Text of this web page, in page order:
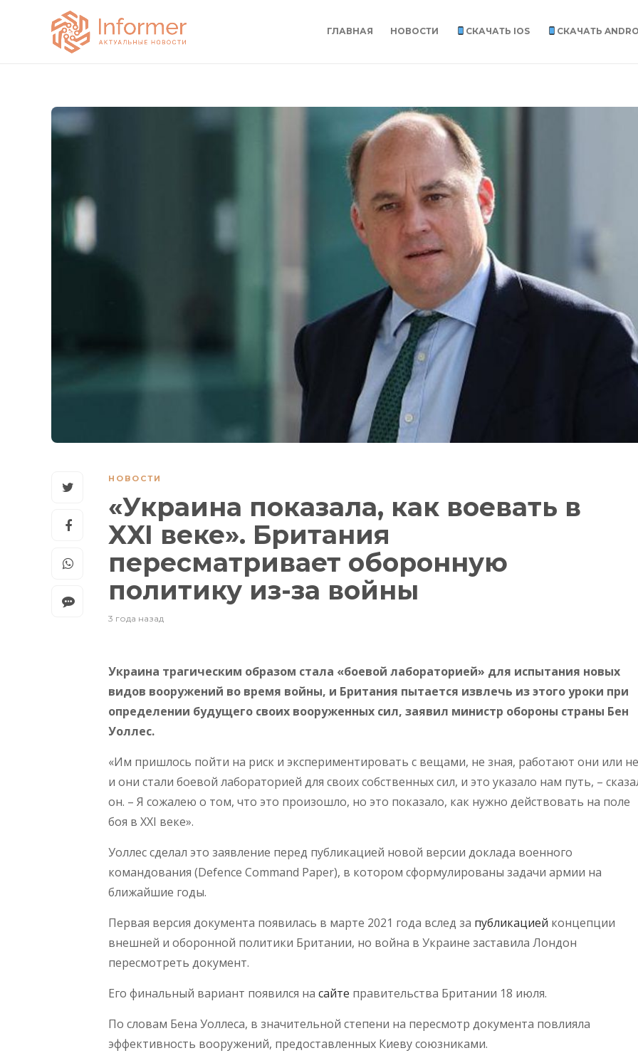
ГЛАВНАЯ НОВОСТИ СКАЧАТЬ IOS СКАЧАТЬ
НОВОСТИ
«Украина показала, как воевать в
XXI веке». Британия
пересматривает оборонную
политику из-за войны
3 года назад
Украина трагическим образом стала «боевой лабораторией» для испытания новых
видов вооружений во время войны, и Британия пытается извлечь из этого уроки при
определении будущего своих вооруженных сил, заявил министр обороны страны Бен
Уоллес.
«Им пришлось пойти на риск и экспериментировать с вещами, не зная, работают они или
и они стали боевой лабораторией для своих собственных сил, и это указало нам путь, –
он. – Я сожалею о том, что это произошло, но это показало, как нужно действовать на поле
боя в XXI веке».
Уоллес сделал это заявление перед публикацией новой версии доклада военного
командования (Defence Command Paper), в котором сформулированы задачи армии на
ближайшие годы.
Первая версия документа появилась в марте 2021 года вслед за публикацией концепции
внешней и оборонной политики Британии, но война в Украине заставила Лондон
пересмотреть документ.
Его финальный вариант появился на сайте правительства Британии 18 июля.
По словам Бена Уоллеса, в значительной степени на пересмотр документа повлияла
эффективность вооружений, предоставленных Киеву союзниками.